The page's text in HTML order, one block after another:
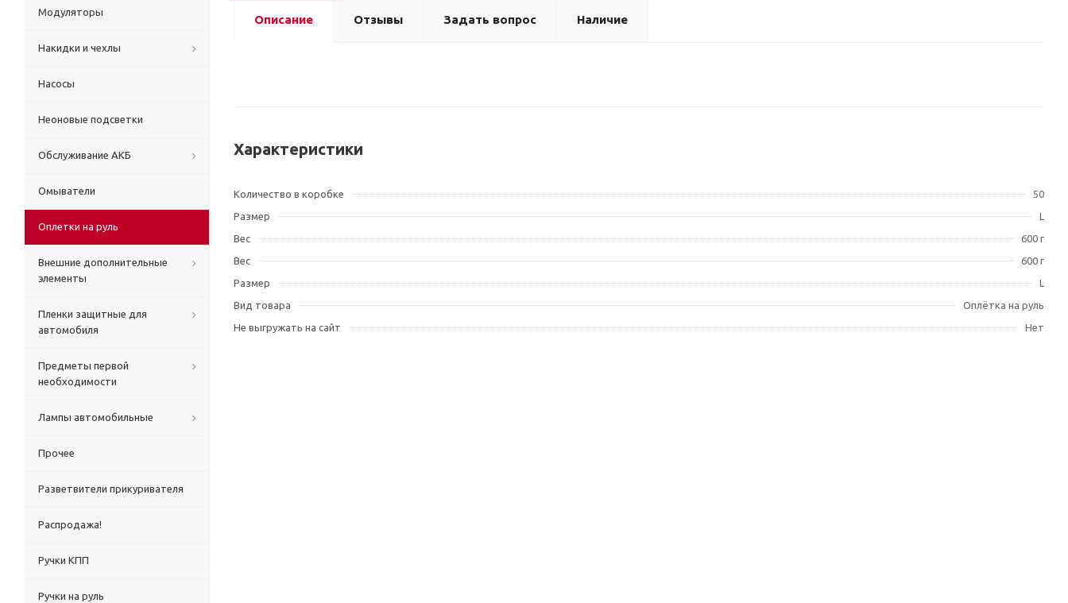
Описание Отзывы Задать вопрос Наличие
Характеристики
Количество в коробке
50
Размер
L
Вес
600 г
Вес
600 г
Размер
L
Вид товара
Оплётка на руль
Не выгружать на сайт
Нет
Модуляторы
Накидки и чехлы
Насосы
Неоновые подсветки
Обслуживание АКБ
Омыватели
Оплетки на руль
Внешние дополнительные
элементы
Пленки защитные для
автомобиля
Предметы первой
необходимости
Лампы автомобильные
Прочее
Разветвители прикуривателя
Распродажа!
Ручки КПП
Ручки на руль